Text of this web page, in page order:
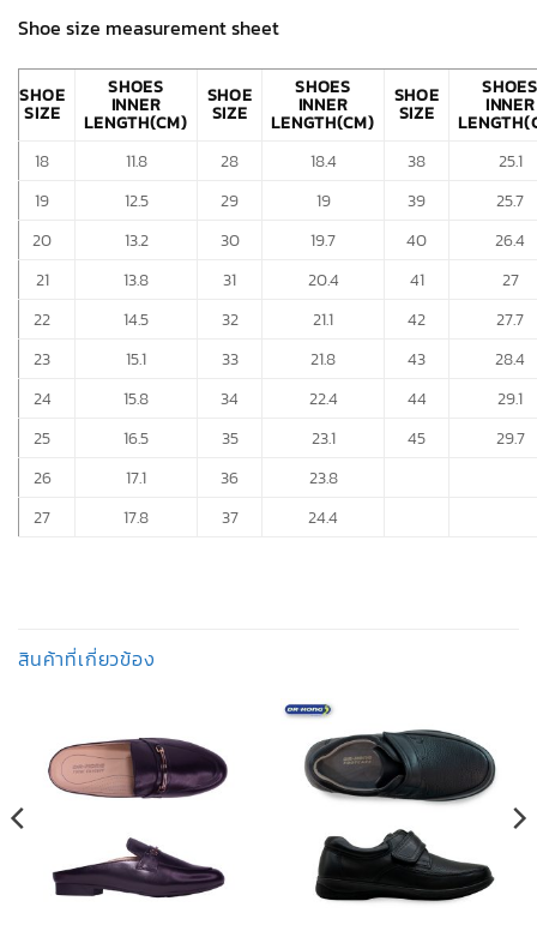
Shoe size measurement sheet
SHOE
SIZE
SHOES
INNER
LENGTH(CM)
SHOE
SIZE
SHOES
INNER
LENGTH(CM)
SHOE
SIZE
SHOES
INNER
18
11.8 28 18.4 38
25.1
19
12.5 29 19 39
25.7
20
13.2 30 19.7 40
26.4
21
13.8 31 20.4 41
27
22
14.5 32 21.1 42
27.7
23
15.1 33 21.8 43
28.4
24
15.8 34 22.4 44
29.1
25
16.5 35 23.1 45
29.7
26
17.1 36
23.8
27
17.8 37 24.4
สินค้าที่เกี่ยวข้อง